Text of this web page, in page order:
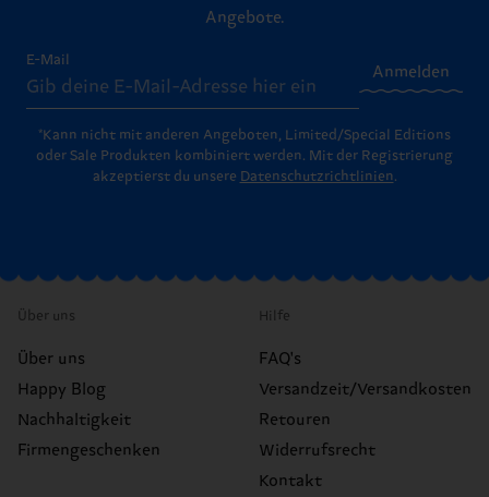
Angebote.
E-Mail
Anmelden
*Kann nicht mit anderen Angeboten, Limited/Special Editions
oder Sale Produkten kombiniert werden. Mit der Registrierung
akzeptierst du unsere Datenschutzrichtlinien.
Über uns
Über uns
Happy Blog
Nachhaltigkeit
Firmengeschenken
Hilfe
FAQ's
Versandzeit/Versandkosten
Retouren
Widerrufsrecht
Kontakt